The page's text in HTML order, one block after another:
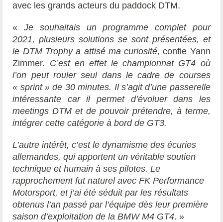
avec les grands acteurs du paddock DTM.
«Je souhaitais un programme complet pour
2021, plusieurs solutions se sont présentées, et
le DTM Trophy a attisé ma curiosité, confie Yann
Zimmer. C’est en effet le championnat GT4 où
l’on peut rouler seul dans le cadre de courses
« sprint » de 30 minutes. Il s’agit d’une passerelle
intéressante car il permet d’évoluer dans les
meetings DTM et de pouvoir prétendre, à terme,
intégrer cette catégorie à bord de GT3.
L’autre intérêt, c’est le dynamisme des écuries
allemandes, qui apportent un véritable soutien
technique et humain à ses pilotes. Le
rapprochement fut naturel avec FK Performance
Motorsport, et j’ai été séduit par les résultats
obtenus l’an passé par l’équipe dès leur première
saison d’exploitation de la BMW M4 GT4. »